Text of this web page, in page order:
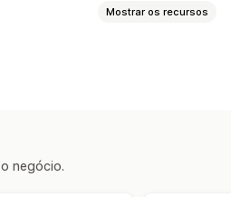
Mostrar os recursos
negócio.